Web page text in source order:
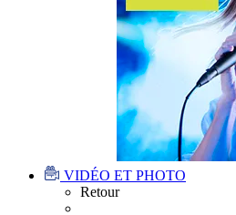
VIDÉO ET PHOTO
Retour